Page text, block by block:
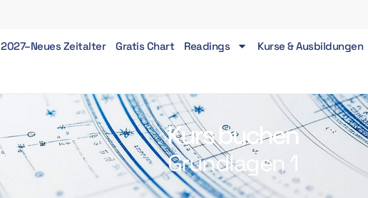
2027–Neues Zeitalter Gratis Chart Readings Kurse & Ausbildungen
Kurs buchen
Grundlagen 1